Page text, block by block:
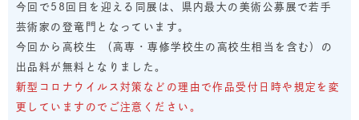
今回で58回目を迎える同展は、県内最大の美術公募展で若手
芸術家の登竜門となっています。
今回から高校生 （高専・専修学校生の高校生相当を含む）の
出品料が無料となりました。
新型コロナウイルス対策などの理由で作品受付日時や規定を変
更していますのでご注意ください。